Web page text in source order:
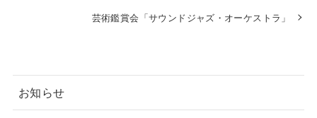
芸術鑑賞会「サウンドジャズ・オーケストラ」
お知らせ